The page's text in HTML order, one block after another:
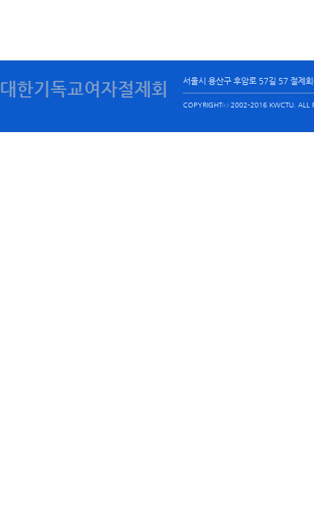
대한기독교여자절제회 서울시 용산구 후암로 57길 57 절제
COPYRIGHTⓒ 2002-2016 KWCTU. ALL